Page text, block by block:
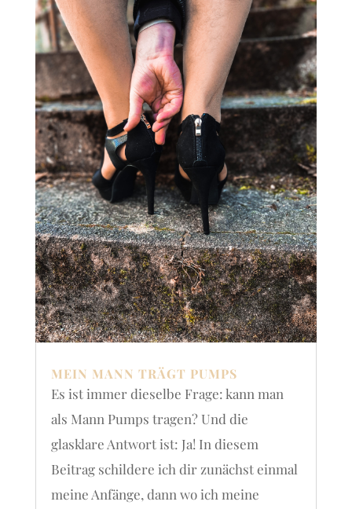
MEIN MANN TRÄGT PUMPS
Es ist immer dieselbe Frage: kann man
als Mann Pumps tragen? Und die
glasklare Antwort ist: Ja! In diesem
Beitrag schildere ich dir zunächst einmal
meine Anfänge, dann wo ich meine